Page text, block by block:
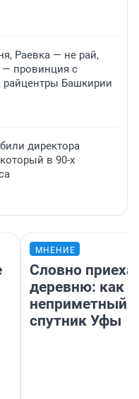
Раевка — не рай,
провинция с
Башкирии
директора
в 90-х
МНЕНИЕ
Словно
деревню: как
неприметный
спутник Уфы